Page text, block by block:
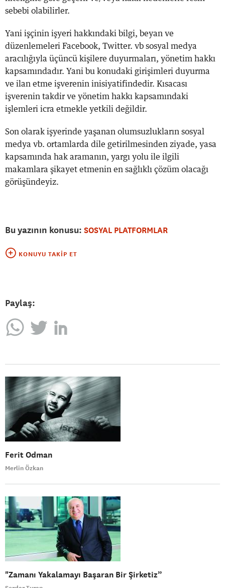
sebebi olabilirler.
Yani işçinin işyeri hakkındaki bilgi, beyan ve
düzenlemeleri Facebook, Twitter. vb sosyal medya
aracılığıyla üçüncü kişilere duyurmaları, yönetim hakkı
kapsamındadır. Yani bu konudaki girişimleri duyurma
ve ilan etme işverenin inisiyatifindedir. Kısacası
işverenin takdir ve yönetim hakkı kapsamındaki
işlemleri icra etmekle yetkili değildir.
Son olarak işyerinde yaşanan olumsuzlukların sosyal
medya vb. ortamlarda dile getirilmesinden ziyade, yasa
kapsamında hak aramanın, yargı yolu ile ilgili
makamlara şikayet etmenin en sağlıklı çözüm olacağı
görüşündeyiz.
Bu yazının konusu: SOSYAL PLATFORMLAR
KONUYU TAKIP ET
Paylaş:
Ferit Odman
Merlin Özkan
"Zamanı Yakalamayı Başaran Bir Şirketiz”